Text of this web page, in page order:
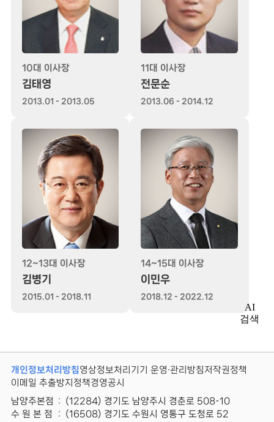
10대 이사장
김태영
2013.01 - 2013.05
11대 이사장
전문순
2013.06 - 2014.12
12~13대 이사장
김병기
2015.01 - 2018.11
14~15대 이사장
이민우
2018.12 - 2022.12
AI
검색
개인정보처리방침영상정보처리기기 운영·관리방침저작권정책
이메일 추출방지정책경영공시
남양주본점
:
(12284) 경기도 남양주시 경춘로 508-10
수 원 본 점
:
(16508) 경기도 수원시 영통구 도청로 52